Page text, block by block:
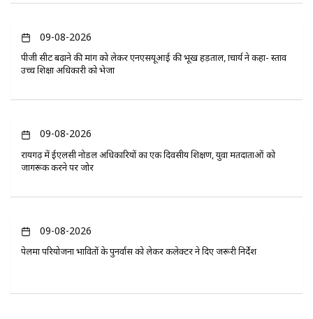
09-08-2026
पीजी सीट बढ़ाने की मांग को लेकर एनएसयूआई की भूख हड़ताल, प्राचार्य ने कहा- प्रस्ताव
उच्च शिक्षा अधिकारी को भेजा
09-08-2026
रायगढ़ में ईएलसी नोडल अधिकारियों का एक दिवसीय प्रशिक्षण, युवा मतदाताओं को
जागरूक करने पर जोर
09-08-2026
पेलमा परियोजना प्रभावितों के पुनर्वास को लेकर कलेक्टर ने दिए जरूरी निर्देश